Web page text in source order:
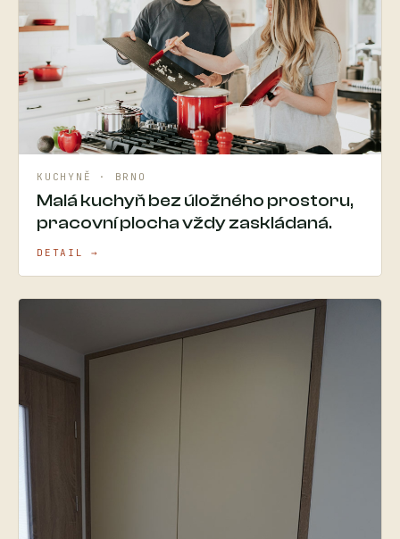
KUCHYNĚ · BRNO
Malá kuchyň bez úložného prostoru,
pracovní plocha vždy zaskládaná.
DETAIL →